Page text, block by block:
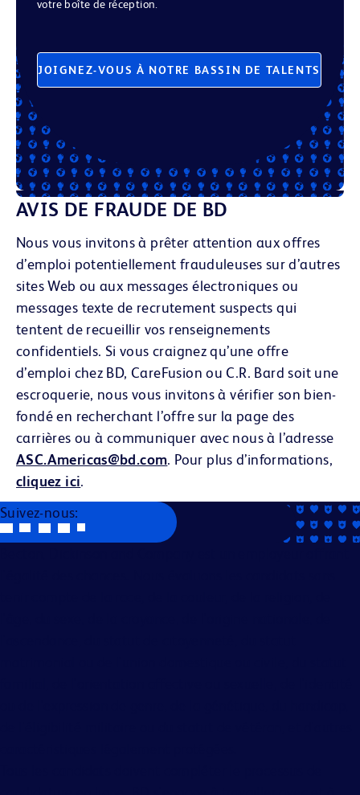
votre boîte de réception.
JOIGNEZ-VOUS À NOTRE BASSIN DE TALENTS
AVIS DE FRAUDE DE BD
Nous vous invitons à prêter attention aux offres
d’emploi potentiellement frauduleuses sur d’autres
sites Web ou aux messages électroniques ou
messages texte de recrutement suspects qui
tentent de recueillir vos renseignements
confidentiels. Si vous craignez qu’une offre
d’emploi chez BD, CareFusion ou C.R. Bard soit une
escroquerie, nous vous invitons à vérifier son bien-
fondé en recherchant l’offre sur la page des
carrières ou à communiquer avec nous à l’adresse
ASC.Americas@bd.com. Pour plus d’informations,
cliquez ici.
Suivez-nous: